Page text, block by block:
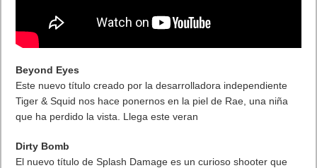
Beyond Eyes
Este nuevo título creado por la desarrolladora independiente
Tiger & Squid nos hace ponernos en la piel de Rae, una niña
que ha perdido la vista. Llega este veran
Dirty Bomb
El nuevo título de Splash Damage es un curioso shooter que